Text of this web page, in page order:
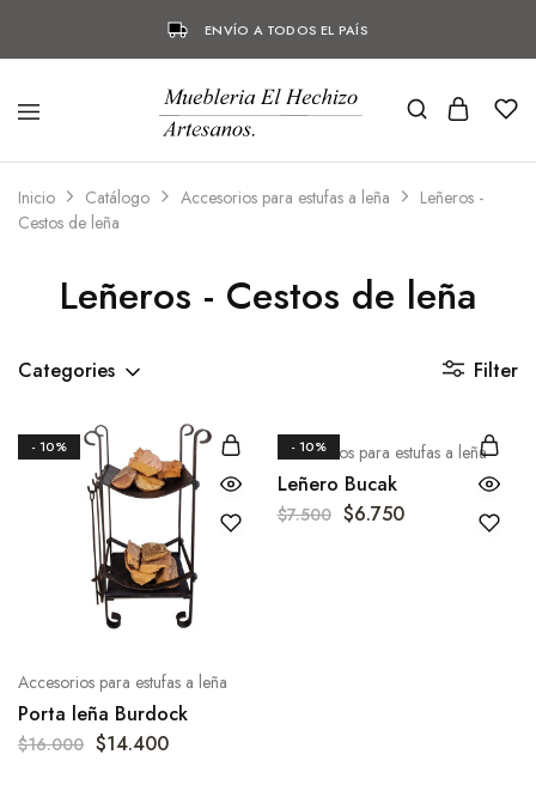
ENVÍO A TODOS EL PAÍS
Inicio Catálogo Accesorios para estufas a leña
Leñeros -
Cestos de leña
Leñeros - Cestos de leña
Categories Filter
- 10%
Accesorios para estufas a leña
Porta leña Burdock
$16.000 $14.400
- 10%
Accesorios para estufas a leña
Leñero Bucak
$7.500 $6.750